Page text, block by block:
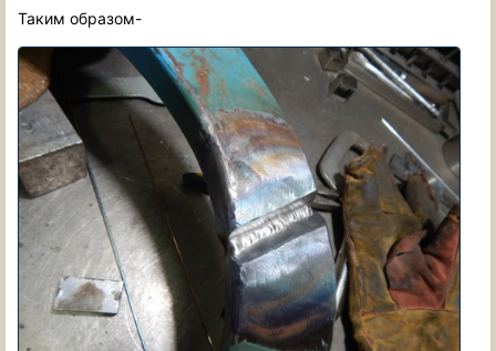
Таким образом-